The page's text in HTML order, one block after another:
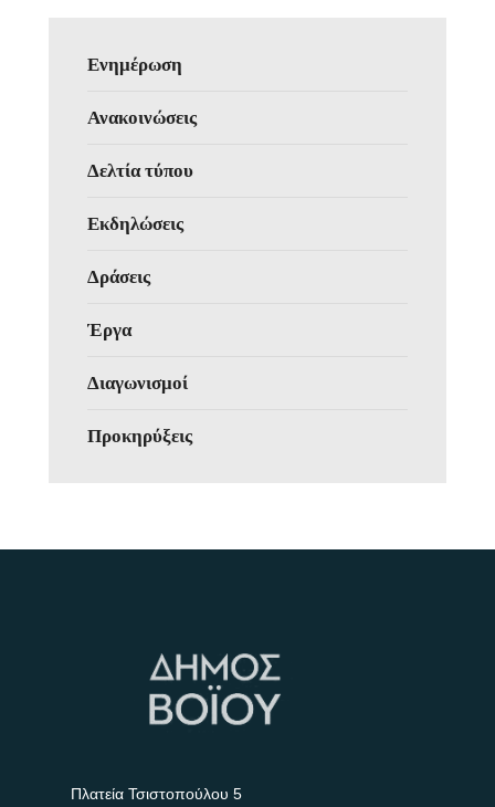
Ενημέρωση
Ανακοινώσεις
Δελτία τύπου
Εκδηλώσεις
Δράσεις
Έργα
Διαγωνισμοί
Προκηρύξεις
Πλατεία Τσιστοπούλου 5